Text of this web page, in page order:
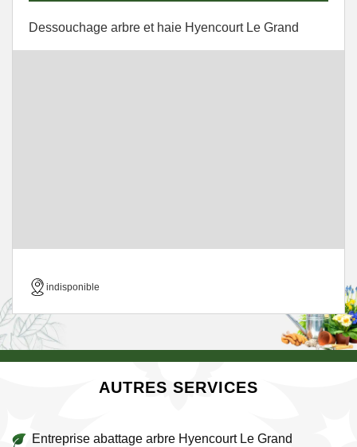
Dessouchage arbre et haie Hyencourt Le Grand
indisponible
AUTRES SERVICES
Entreprise abattage arbre Hyencourt Le Grand